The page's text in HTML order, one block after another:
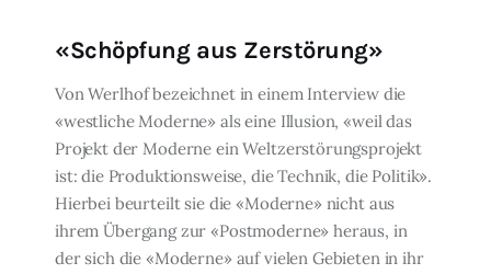
«Schöpfung aus Zerstörung»
Von Werlhof bezeichnet in einem Interview die
«westliche Moderne» als eine Illusion, «weil das
Projekt der Moderne ein Weltzerstörungsprojekt
ist: die Produktionsweise, die Technik, die Politik».
Hierbei beurteilt sie die «Moderne» nicht aus
ihrem Übergang zur «Postmoderne» heraus, in
der sich die «Moderne» auf vielen Gebieten in ihr